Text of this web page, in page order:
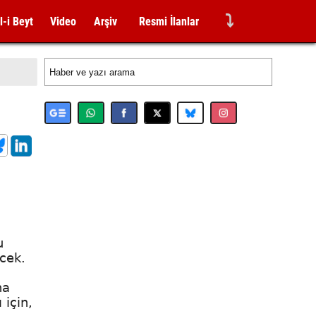
i Beyt Video Arşiv Resmi İlanlar ⤵
için,